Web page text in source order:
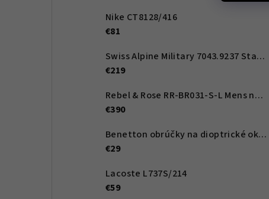
Nike CT8128/416
€81
Swiss Alpine Military 7043.9237 Star Fighter Saphirglas Chrono 46 mm
€219
Rebel & Rose RR-BR031-S-L Mens náramek - Artemis
€390
Benetton obrúčky na dioptrické okuliare BEO1012 122 51 - Dámské
€29
Lacoste L737S/214
€59